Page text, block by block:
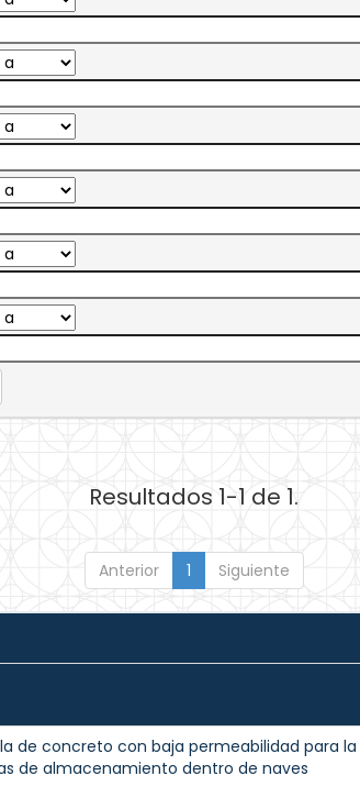
Resultados 1-1 de 1.
Anterior 1 Siguiente
de concreto con baja permeabilidad para la
de almacenamiento dentro de naves